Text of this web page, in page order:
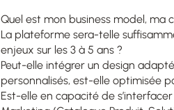
Quel est mon business model, ma
La plateforme sera-telle
enjeux sur les 3 à 5 ans ?
Peut-elle intégrer un design
personnalisés, est-elle optimisée
Est-elle en capacité de